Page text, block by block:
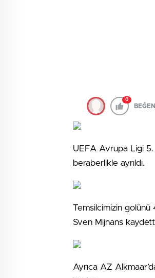
0
UEFA Avrupa Ligi 5.
beraberlikle ayrıldı.
Temsilcimizin
Sven Mijnans
Ayrıca AZ